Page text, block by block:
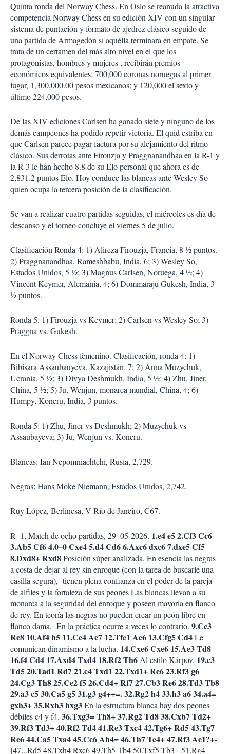
Quinta ronda del Norway Chess. En Oslo se reanuda la atractiva
competencia Norway Chess en su edición XIV con un singular
sistema de puntación y formato de ajedrez clásico seguido de
una partida de Armagedón si aquélla terminara en empate. Se
trata de un certamen del más alto nivel en el que los
protagonistas, hombres y mujeres , recibirán premios
económicos equivalentes: 700,000 coronas noruegas al primer
lugar, 1,300,000.00 pesos mexicanos; y 120,000 el sexto y
último 224,000 pesos.
De las XIV ediciones Carlsen ha ganado siete y ninguno de los
demás campeones ha podido repetir victoria. El quid estriba en
que Carlsen parece pagar factura por su alejamiento del ritmo
clásico. Sus derrotas ante Firouzja y Praggnanandhaa en la R-1 y
la R-3 le han hecho 8.8 de su Elo personal que ahora es de
2,831.2 puntos Elo. Hoy conduce las blancas ante Wesley So
quien ocupa la tercera posición de la clasificación.
Se van a realizar cuatro partidas seguidas, el miércoles es día de
descanso y el torneo concluye el viernes 5 de julio.
Clasificación Ronda 4: 1) Alireza Firouzja, Francia, 8 ½ puntos.
2) Praggnanandhaa, Rameshbabu, India, 6; 3) Wesley So,
Estados Unidos, 5 ½; 3) Magnus Carlsen, Noruega, 4 ½; 4)
Vincent Keymer, Alemania, 4; 6) Dommaraju Gukesh, India, 3
½ puntos.
Ronda 5: 1) Firouzja vs Keymer; 2) Carlsen vs Wesley So; 3)
Praggna vs. Gukesh.
En el Norway Chess femenino. Clasificación, ronda 4: 1)
Bibisara Assaubauyeva, Kazajistán, 7; 2) Anna Muzychuk,
Ucrania, 5 ½; 3) Divya Deshmukh, India, 5 ½; 4) Zhu, Jiner,
China, 5 ½; 5) Ju, Wenjun, monarca mundial, China, 4; 6)
Humpy, Koneru, India, 3 puntos.
Ronda 5: 1) Zhu, Jiner vs Deshmukh; 2) Muzychuk vs
Assaubayeva; 3) Ju, Wenjun vs. Koneru.
Blancas: Ian Nepomniachtchi, Rusia, 2,729.
Negras: Hans Moke Niemann, Estados Unidos, 2,742.
Ruy López, Berlinesa, V Río de Janeiro, C67.
R–1, Match de ocho partidas, 29–05-2026. 1.e4 e5 2.Cf3 Cc6
3.Ab5 Cf6 4.0–0 Cxe4 5.d4 Cd6 6.Axc6 dxc6 7.dxe5 Cf5
8.Dxd8+ Rxd8Posición súper analizada. En esencia las negras
a costa de dejar al rey sin enroque (con la tarea de buscarle una
casilla segura), tienen plena confianza en el poder de la pareja
de alfiles y la fortaleza de sus peones Las blancas llevan a su
monarca a la seguridad del enroque y poseen mayoría en flanco
de rey. En teoría las negras no pueden crear un peón libre en
flanco dama. En la práctica ocurre a veces lo contrario. 9.Cc3
Re8 10.Af4 h5 11.Ce4 Ae7 12.Tfe1 Ae6 13.Cfg5 Cd4Le
comunican dinamismo a la lucha. 14.Cxe6 Cxe6 15.Ae3 Td8
16.f4 Cd4 17.Axd4 Txd4 18.Rf2 Th6 Al estilo Kárpov. 19.c3
Td5 20.Tad1 Rd7 21.c4 Txd1 22.Txd1+ Re6 23.Rf3 g6
24.Cg3 Th8 25.Ce2 f5 26.Cd4+ Rf7 27.Cb3 Re6 28.Td3 Tb8
29.a3 c5 30.Ca5 g5 31.g3 g4++=. 32.Rg2 h4 33.h3 a6 34.a4=
gxh3+ 35.Rxh3 hxg3En la estructura blanca hay dos peones
débiles c4 y f4. 36.Txg3= Th8+ 37.Rg2 Td8 38.Cxb7 Td2+
39.Rf3 Td3+ 40.Rf2 Td4 41.Re3 Txc4 42.Tg6+ Rd5 43.Tg7
Re6 44.Ca5 Txa4 45.Cc6 Ah4= 46.Th7 Te4+ 47.Rf3 Ae1?+-
[47...Rd5 48.Txh4 Rxc6 49.Th5 Tb4 50.Txf5 Tb3+ 51.Rg4